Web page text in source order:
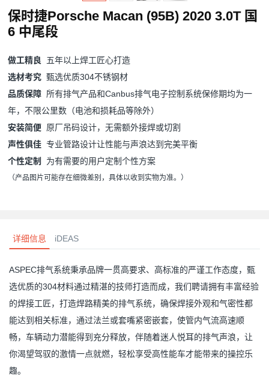
保时捷Porsche Macan (95B) 2020 3.0T 国
6 中尾段
做工精良 五年以上焊工匠心打造
选材考究 甄选优质304不锈钢材
品质保障 所有排气产品和Canbus排气电子控制系统保修期均为一
年，不限公里数（电池和损耗品等除外）
安装简便 原厂吊码设计，无需额外接焊或切割
声性俱佳 专业管路设计让性能与声浪达到完美平衡
个性定制
为有需要的用户定制个性方案
（产品图片可能存在细微差别，具体以收到实物为准。）
详细信息 iDEAS
ASPEC排气系统秉承品牌一贯高要求、高标准的严谨工作态度，甄
选优质的304材料通过精湛的技师打造而成，我们聘请拥有丰富经验
的焊接工匠，打造焊路精美的排气系统，确保焊接外观和气密性都
能达到相关标准，通过法兰或套嘴紧密嵌套，使管内气流高速顺
畅，车辆动力潜能得到充分释放，伴随着迷人悦耳的排气声浪，让
你渴望驾驭的激情一点就燃，轻松享受高性能车才能带来的操控乐
趣。